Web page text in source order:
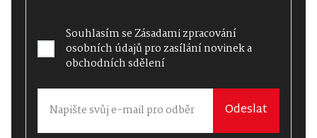
Souhlasím seZásadami zpracování
osobních údajůpro zasílání novinek a
obchodních sdělení
Odeslat